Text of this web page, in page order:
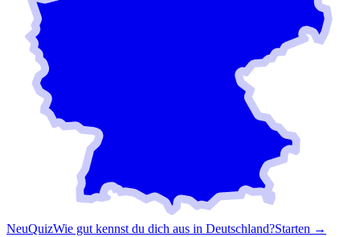
NeuQuizWie gut kennst du dich aus in Deutschland?Starten →